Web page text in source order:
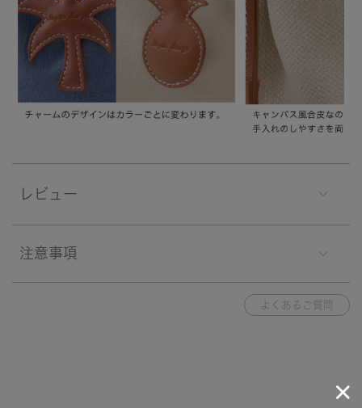
レビュー
注意事項
よくあるご質問